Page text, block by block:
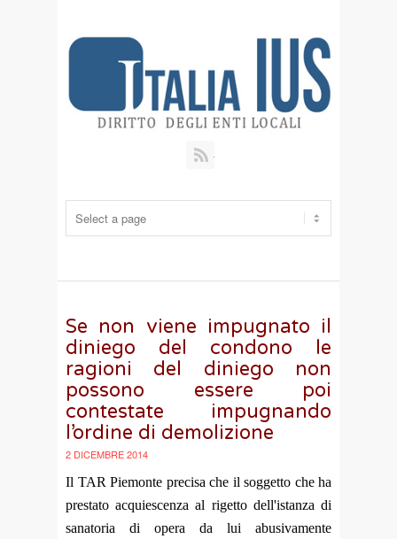
Se non viene impugnato il
diniego del condono le
ragioni del diniego non
possono essere poi
contestate impugnando
l’ordine di demolizione
2 DICEMBRE 2014
Il TAR Piemonte precisa che il soggetto che ha
prestato acquiescenza al rigetto dell'istanza di
sanatoria di opera da lui abusivamente